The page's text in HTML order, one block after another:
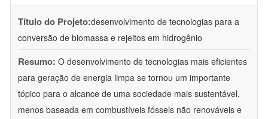
Título do Projeto:desenvolvimento de tecnologias para a
conversão de biomassa e rejeitos em hidrogênio
Resumo: O desenvolvimento de tecnologias mais eficientes
para geração de energia limpa se tornou um importante
tópico para o alcance de uma sociedade mais sustentável,
menos baseada em combustíveis fósseis não renováveis e